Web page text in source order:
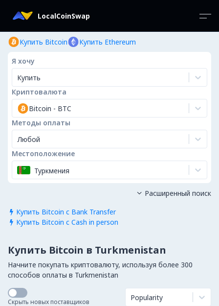
LocalCoinSwap
Купить Bitcoin Купить Ethereum
Я хочу
Купить
Криптовалюта
Bitcoin - BTC
Методы оплаты
Любой
Местоположение
Туркмения
 Купить Bitcoin с Bank Transfer
 Купить Bitcoin с Cash in person
 Расширенный поиск
Купить Bitcoin в Turkmenistan
Начните покупать криптовалюту, используя более 300
способов оплаты в Turkmenistan
Скрыть новых поставщиков Popularity